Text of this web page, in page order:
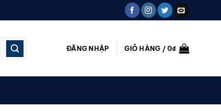
ĐĂNG NHẬP GIỎ HÀNG /0₫